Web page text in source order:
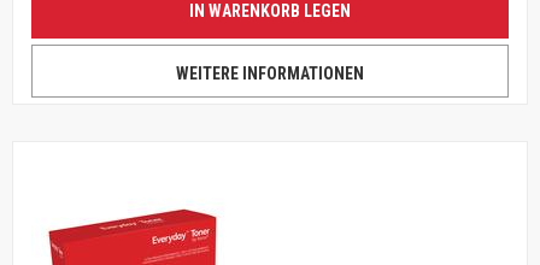
IN WARENKORB LEGEN
WEITERE INFORMATIONEN